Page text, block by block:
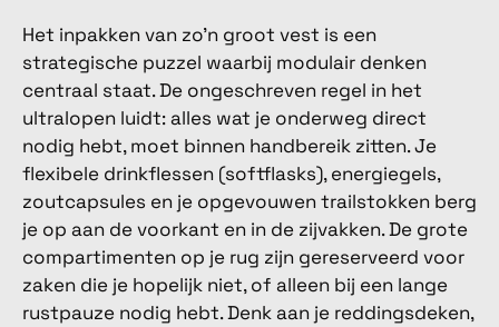
Het inpakken van zo'n groot vest is een
strategische puzzel waarbij modulair denken
centraal staat. De ongeschreven regel in het
ultralopen luidt: alles wat je onderweg direct
nodig hebt, moet binnen handbereik zitten. Je
flexibele drinkflessen (softflasks), energiegels,
zoutcapsules en je opgevouwen trailstokken berg
je op aan de voorkant en in de zijvakken. De grote
compartimenten op je rug zijn gereserveerd voor
zaken die je hopelijk niet, of alleen bij een lange
rustpauze nodig hebt. Denk aan je reddingsdeken,